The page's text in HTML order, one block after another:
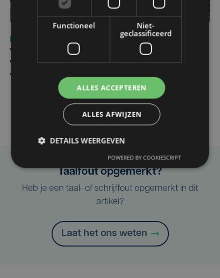
wo 5 augustus | 11:57
Vier Oostendse gynaecologen versterken dienst in AZ
West, dat ook een nieuwe voltijdse gynaecoloog
verwelkomt
Taalfout opgemerkt?
Heb je een taal- of schrijffout opgemerkt in dit
artikel?
Laat het ons weten
Functioneel
Niet-
geclassificeerd
ALLES ACCEPTEREN
ALLES AFWIJZEN
DETAILS WEERGEVEN
POWERED BY COOKIESCRIPT